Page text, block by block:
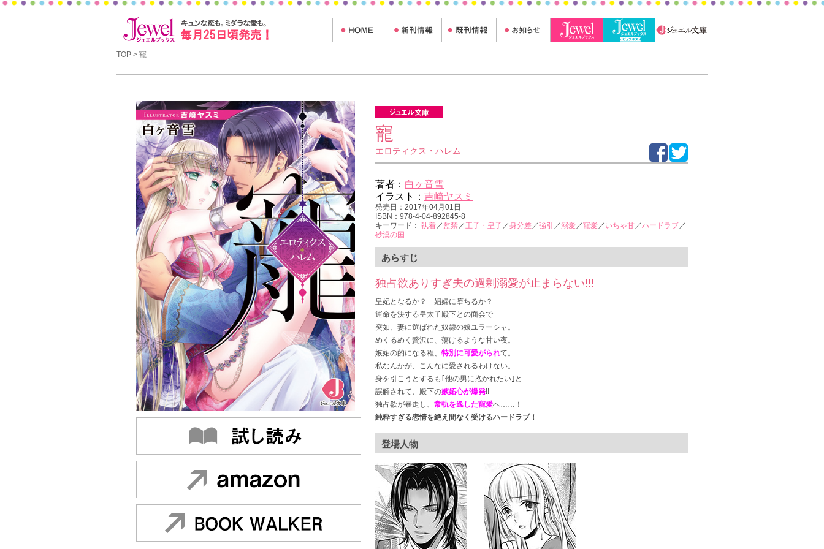
TOP > 寵
寵
エロティクス・ハレム
著者： 白ヶ音雪
イラスト： 吉崎ヤスミ
発売日：2017年04月01日
ISBN：978-4-04-892845-8
キーワード： 執着／ 監禁／ 王子・皇子／身分差／強引 ／溺愛／寵愛／ いちゃ甘／ハードラブ／
砂漠の国
あらすじ
独占欲ありすぎ夫の過剰溺愛が止まらない!!!
皇妃となるか？ 娼婦に堕ちるか？
運命を決する皇太子殿下との面会で
突如、妻に選ばれた奴隷の娘ユラーシャ。
めくるめく贅沢に、蕩けるような甘い夜。
嫉妬の的になる程、 特別に可愛がられて。
私なんかが、こんなに愛されるわけない。
身を引こうとするも｢他の男に抱かれたい｣と
誤解されて、殿下の嫉妬心が爆発!!
独占欲が暴走し、 常軌を逸した寵愛へ……！
純粋すぎる恋情を絶え間なく受けるハードラブ！
登場人物